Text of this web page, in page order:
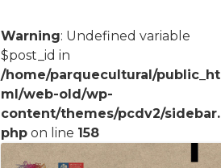
Warning: Undefined variable
$post_id in
/home/parquecultural/public_ht
ml/web-old/wp-
content/themes/pcdv2/sidebar.
php on line 158